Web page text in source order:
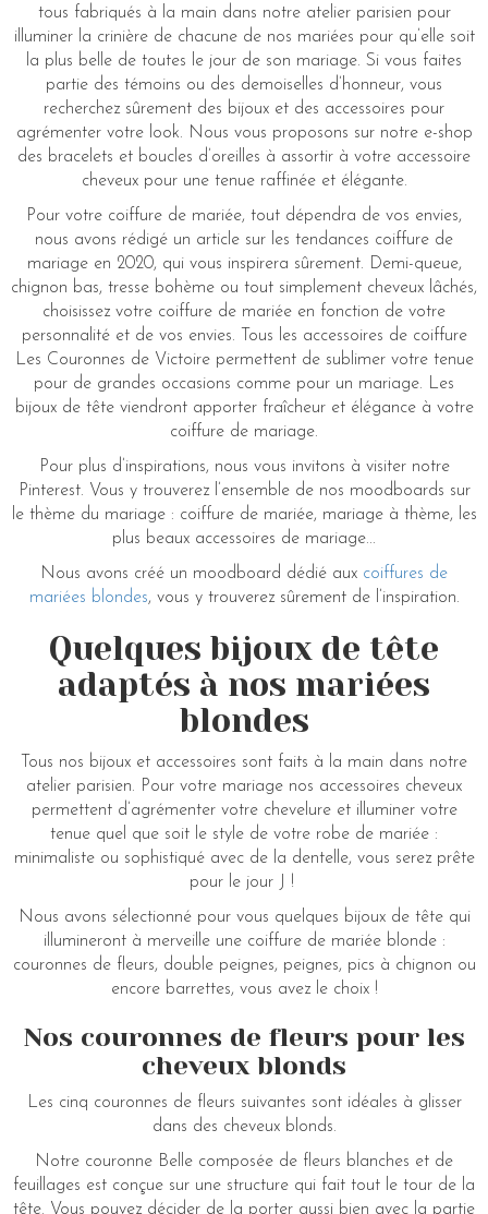
tous fabriqués à la main dans notre atelier parisien pour
illuminer la crinière de chacune de nos mariées pour qu’elle soit
la plus belle de toutes le jour de son mariage. Si vous faites
partie des témoins ou des demoiselles d’honneur, vous
recherchez sûrement des bijoux et des accessoires pour
agrémenter votre look. Nous vous proposons sur notre e-shop
des bracelets et boucles d’oreilles à assortir à votre accessoire
cheveux pour une tenue raffinée et élégante.
Pour votre coiffure de mariée, tout dépendra de vos envies,
nous avons rédigé un article sur les tendances coiffure de
mariage en 2020, qui vous inspirera sûrement. Demi-queue,
chignon bas, tresse bohème ou tout simplement cheveux lâchés,
choisissez votre coiffure de mariée en fonction de votre
personnalité et de vos envies. Tous les accessoires de coiffure
Les Couronnes de Victoire permettent de sublimer votre tenue
pour de grandes occasions comme pour un mariage. Les
bijoux de tête viendront apporter fraîcheur et élégance à votre
coiffure de mariage.
Pour plus d’inspirations, nous vous invitons à visiter notre
Pinterest. Vous y trouverez l’ensemble de nos moodboards sur
le thème du mariage : coiffure de mariée, mariage à thème, les
plus beaux accessoires de mariage...
Nous avons créé un moodboard dédié aux coiffures de
mariées blondes, vous y trouverez sûrement de l’inspiration.
Quelques bijoux de tête
adaptés à nos mariées
blondes
Tous nos bijoux et accessoires sont faits à la main dans notre
atelier parisien. Pour votre mariage nos accessoires cheveux
permettent d’agrémenter votre chevelure et illuminer votre
tenue quel que soit le style de votre robe de mariée :
minimaliste ou sophistiqué avec de la dentelle, vous serez prête
pour le jour J !
Nous avons sélectionné pour vous quelques bijoux de tête qui
illumineront à merveille une coiffure de mariée blonde :
couronnes de fleurs, double peignes, peignes, pics à chignon ou
encore barrettes, vous avez le choix !
Nos couronnes de fleurs pour les
cheveux blonds
Les cinq couronnes de fleurs suivantes sont idéales à glisser
dans des cheveux blonds.
Notre couronne Belle composée de fleurs blanches et de
feuillages est conçue sur une structure qui fait tout le tour de la
tête. Vous pouvez décider de la porter aussi bien avec la partie